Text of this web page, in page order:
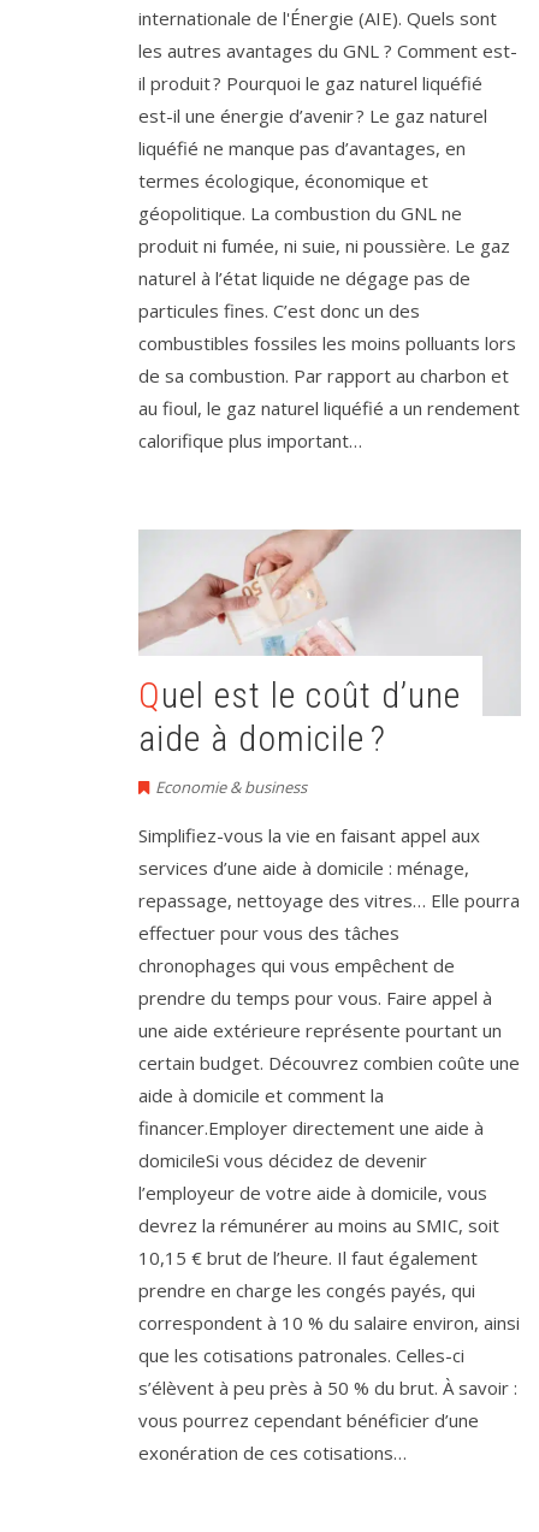
internationale de l'Énergie (AIE). Quels sont
les autres avantages du GNL ? Comment est-
il produit ? Pourquoi le gaz naturel liquéfié
est-il une énergie d’avenir ? Le gaz naturel
liquéfié ne manque pas d’avantages, en
termes écologique, économique et
géopolitique. La combustion du GNL ne
produit ni fumée, ni suie, ni poussière. Le gaz
naturel à l’état liquide ne dégage pas de
particules fines. C’est donc un des
combustibles fossiles les moins polluants lors
de sa combustion. Par rapport au charbon et
au fioul, le gaz naturel liquéfié a un rendement
calorifique plus important…
Quel est le coût d’une
aide à domicile ?
Economie & business
Simplifiez-vous la vie en faisant appel aux
services d’une aide à domicile : ménage,
repassage, nettoyage des vitres… Elle pourra
effectuer pour vous des tâches
chronophages qui vous empêchent de
prendre du temps pour vous. Faire appel à
une aide extérieure représente pourtant un
certain budget. Découvrez combien coûte une
aide à domicile et comment la
financer.Employer directement une aide à
domicileSi vous décidez de devenir
l’employeur de votre aide à domicile, vous
devrez la rémunérer au moins au SMIC, soit
10,15 € brut de l’heure. Il faut également
prendre en charge les congés payés, qui
correspondent à 10 % du salaire environ, ainsi
que les cotisations patronales. Celles-ci
s’élèvent à peu près à 50 % du brut. À savoir :
vous pourrez cependant bénéficier d’une
exonération de ces cotisations…